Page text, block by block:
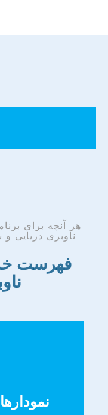
هر آنچه برای
ناوبری دریایی
فهرست